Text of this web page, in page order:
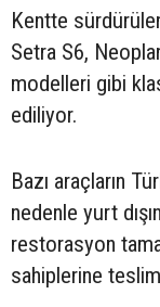
Kentte
Setra S6,
modelleri gibi
ediliyor.
Bazı araçların
nedenle yurt
restorasyon
sahiplerine